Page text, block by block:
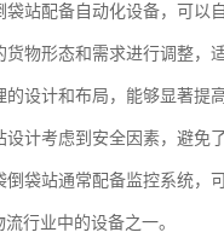
站配备自动化设备，可以
物形态和需求进行调整，
设计和布局，能够显著提
计考虑到安全因素，避免
袋站通常配备监控系统，
行业中的设备之一。